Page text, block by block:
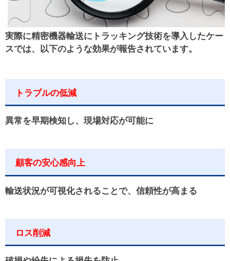
実際に精密機器輸送にトラッキング技術を導入したケー
スでは、以下のような効果が報告されています。
トラブルの低減
異常を早期検知し、現場対応が可能に
顧客の安心感向上
輸送状況が可視化されることで、信頼性が高まる
ロス削減